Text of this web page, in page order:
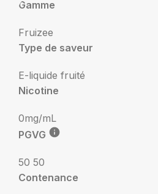
Gamme
Fruizee
Type de saveur
E-liquide fruité
Nicotine
0mg/mL
PGVG
50 50
Contenance